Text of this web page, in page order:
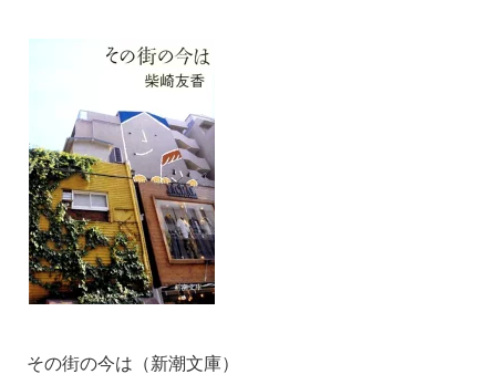
その街の今は（新潮文庫）